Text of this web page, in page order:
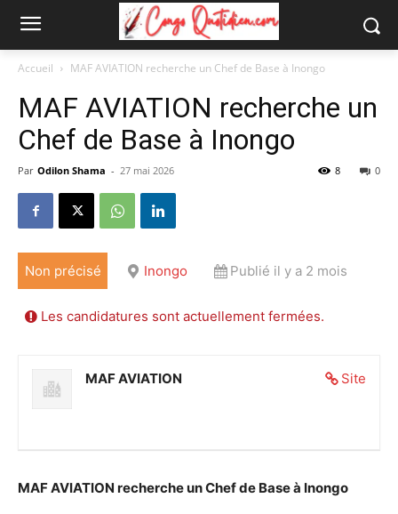
Accueil MAF AVIATION recherche un Chef de Base à Inongo
MAF AVIATION recherche un
Chef de Base à Inongo
Par Odilon Shama - 27 mai 2026 0
8
Non précisé Inongo Publié il y a 2 mois
Les candidatures sont actuellement fermées.
Site
MAF AVIATION
MAF AVIATION recherche un Chef de Base à Inongo